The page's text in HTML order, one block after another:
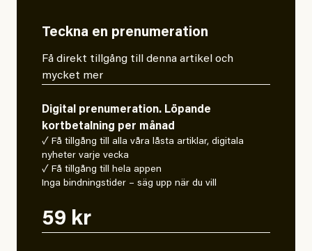
Teckna en prenumeration
Få direkt tillgång till denna artikel och
mycket mer
Digital prenumeration. Löpande
kortbetalning per månad
✓ Få tillgång till alla våra låsta artiklar, digitala
nyheter varje vecka
✓ Få tillgång till hela appen
Inga bindningstider – säg upp när du vill
59 kr